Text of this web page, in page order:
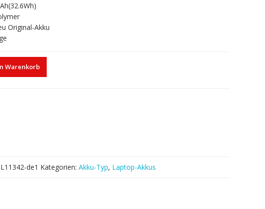
Original-Akku
Warenkorb
de1 Kategorien: Akku-Typ, Laptop-Akkus